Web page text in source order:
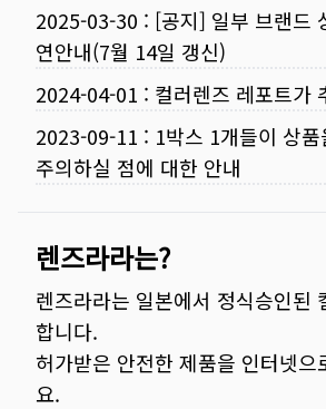
2025-03-30 : [공지] 일부 브랜드
연안내(7월 14일 갱신)
2024-04-01 : 컬러렌즈 레포트가
2023-09-11 : 1박스 1개들이 상
주의하실 점에 대한 안내
렌즈라라는?
렌즈라라는 일본에서 정식승인된
합니다.
허가받은 안전한 제품을 인터넷으
요.